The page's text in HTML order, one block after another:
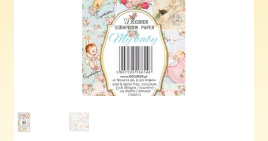
Aurinko Kustannus: kirjat
Auringon kirja- ja paperipuodit verkossa
Media